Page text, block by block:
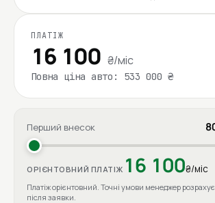
ПЛАТІЖ
16 100 ₴/міс
Повна ціна авто: 533 000 ₴
Перший внесок
ОРІЄНТОВНИЙ ПЛАТІЖ 16 100₴/міс
Платіж орієнтовний. Точні умови менеджер
після заявки.